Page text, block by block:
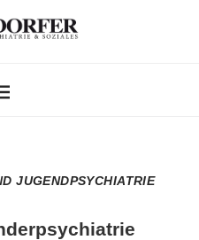
JUGENDPSYCHIATRIE